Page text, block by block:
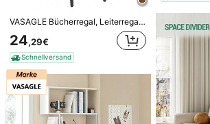
166 Follower
166 Follower
166 Follower
4,64 166 Follower
VASAGLE Bücherregal, Leiterregal 5 Ebenen, schmales Regal, offenes Standregal für Arbeitszimmer, Wohnzimmer, Schlafzimmer, Küche, Industrie-Design
24,29€
Schnellversand